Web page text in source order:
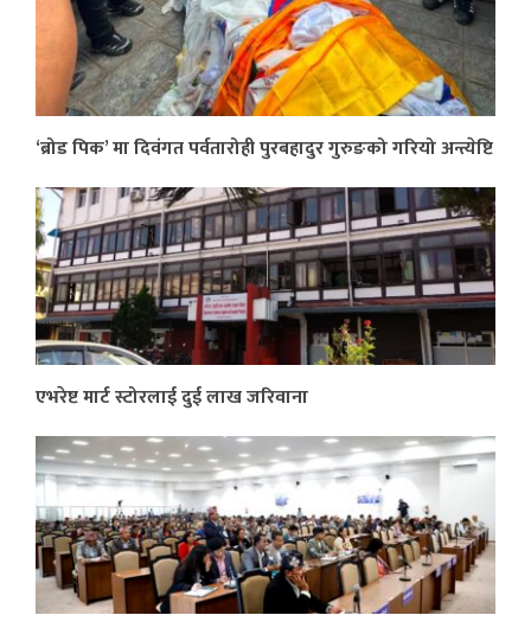
‘ब्रोड पिक’ मा दिवंगत पर्वतारोही पुरबहादुर गुरुङको गरियो अन्त्येष्टि
एभरेष्ट मार्ट स्टोरलाई दुई लाख जरिवाना